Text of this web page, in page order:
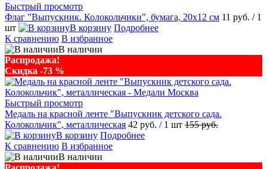
Быстрый просмотр
Флаг "Выпускник. Колокольчики", бумага, 20х12 см 11 руб. / 1
шт
В корзину Подробнее
К сравнению В избранное
В наличии
Распродажа!
Скидка -73 %
Быстрый просмотр
Медаль на красной ленте "Выпускник детского сада.
Колокольчик", металлическая 42 руб. / 1 шт 155 руб.
В корзину Подробнее
К сравнению В избранное
В наличии